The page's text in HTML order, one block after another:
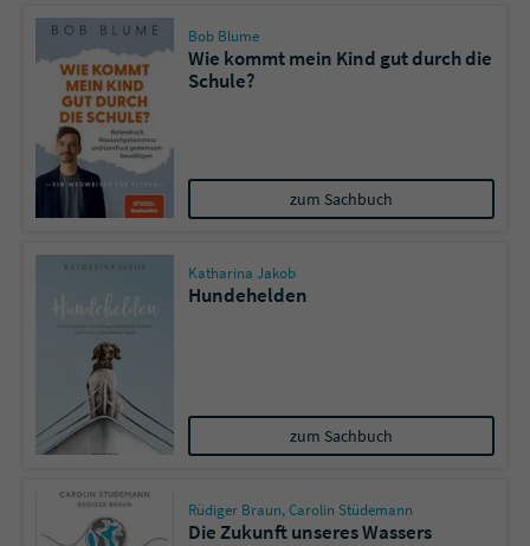
Bob Blume
Wie kommt mein Kind gut durch die
Schule?
zum Sachbuch
Katharina Jakob
Hundehelden
zum Sachbuch
Rüdiger Braun,Carolin Stüdemann
Die Zukunft unseres Wassers